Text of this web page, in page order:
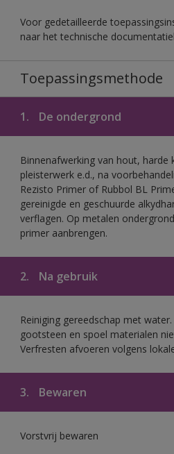
Voor gedetailleerde
naar het technische
Toepassingsmethode
1. De ondergrond
Binnenafwerking van hout, harde
pleisterwerk e.d., na
Rezisto Primer of Rubbol BL
gereinigde en geschuurde
verflagen. Op metalen
primer aanbrengen.
2. Na gebruik
Reiniging gereedschap met
gootsteen en spoel materialen
Verfresten afvoeren volgens
3. Bewaren
Vorstvrij bewaren